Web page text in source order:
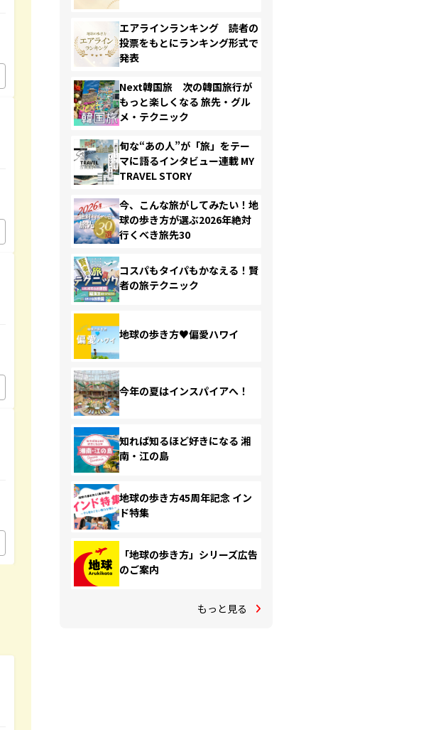
エアラインランキング 読者の
投票をもとにランキング形式で
発表
Next韓国旅 次の韓国旅行が
もっと楽しくなる 旅先・グル
メ・テクニック
旬な“あの人”が「旅」をテー
マに語るインタビュー連載 MY
TRAVEL STORY
今、こんな旅がしてみたい！地
球の歩き方が選ぶ2026年絶対
行くべき旅先30
コスパもタイパもかなえる！賢
者の旅テクニック
地球の歩き方♥偏愛ハワイ
今年の夏はインスパイアへ！
知れば知るほど好きになる 湘
南・江の島
地球の歩き方45周年記念 イン
ド特集
「地球の歩き方」シリーズ広告
のご案内
もっと見る